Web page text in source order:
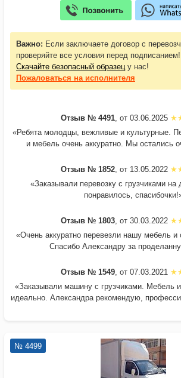
Важно: Если заключаете договор с
проверяйте все условия перед подписанием!
Скачайте безопасный образец у нас!
Пожаловаться на исполнителя
Отзыв № 4491 , от 03.06.2025
«Ребята молодцы, вежливые и культурные.
и мебель очень аккуратно. Мы остались
Отзыв № 1852 , от 13.05.2022
«Заказывали перевозку с грузчиками на
понравилось,
Отзыв № 1803 , от 30.03.2022
«Очень аккуратно перевезли нашу мебель и
Спасибо Александру за
Отзыв № 1549 , от 07.03.2021
«Заказывали машину с грузчиками. Мебель
идеально. Александра рекомендую,
№ 4499